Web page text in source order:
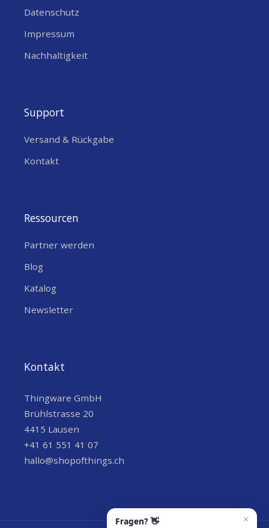
Datenschutz
Impressum
Nachhaltigkeit
Support
Versand & Rückgabe
Kontakt
Ressourcen
Partner werden
Blog
Katalog
Newsletter
Kontakt
Thingware GmbH
Brühlstrasse 20
4415 Lausen
+41 61 551 41 07
hallo@shopofthings.ch